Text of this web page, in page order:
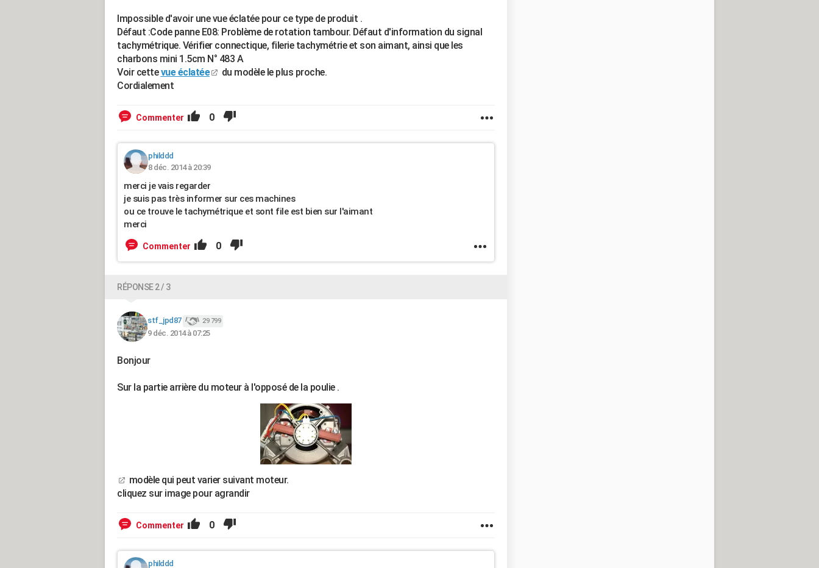
Impossible d'avoir une vue éclatée pour ce type de produit .
Défaut :Code panne E08: Problème de rotation tambour. Défaut d'information du signal
tachymétrique. Vérifier connectique, filerie tachymétrie et son aimant, ainsi que les
charbons mini 1.5cm N° 483 A
Voir cettevue éclatée
du modèle le plus proche.
Cordialement
Commenter 0
philddd
8 déc. 2014 à 20:39
merci je vais regarder
je suis pas très informer sur ces machines
ou ce trouve le tachymétrique et sont file est bien sur l'aimant
merci
Commenter 0
RÉPONSE 2 / 3
stf_jpd87 29 799
9 déc. 2014 à 07:25
Bonjour
Sur la partie arrière du moteur à l'opposé de la poulie .
modèle qui peut varier suivant moteur.
cliquez sur image pour agrandir
Commenter 0
philddd